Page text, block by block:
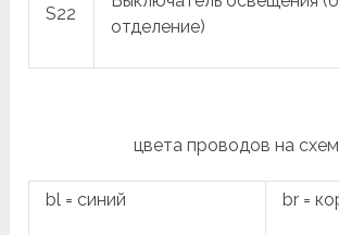
S22
отделение)
цвета проводов на
bl = синий br =